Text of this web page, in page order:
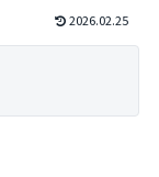
2026.02.25